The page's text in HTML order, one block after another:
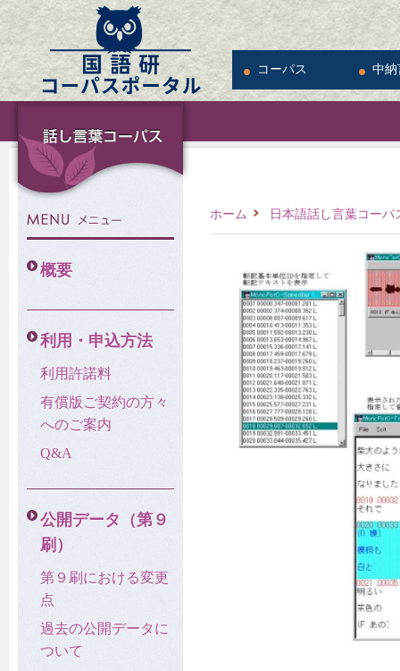
コーパス 中納
概要
利用・申込方法
利用許諾料
有償版ご契約の方々
へのご案内
Q&A
公開データ（第９
刷）
第９刷における変更
点
過去の公開データに
ついて
ホーム 日本語話し言葉コーパ